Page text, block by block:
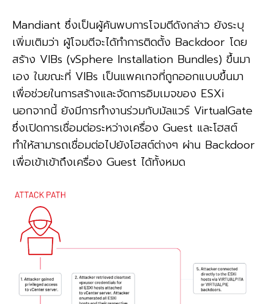
Mandiant ซึ่งเป็นผู้ค้นพบการโจมตีดังกล่าว ยังระบุ
เพิ่มเติมว่า ผู้โจมตีจะได้ทำการติดตั้ง Backdoor โดย
สร้าง VIBs (vSphere Installation Bundles) ขึ้นมา
เอง ในขณะที่ VIBs เป็นแพคเกจที่ถูกออกแบบขึ้นมา
เพื่อช่วยในการสร้างและจัดการอิมเมจของ ESXi
นอกจากนี้ ยังมีการทำงานร่วมกับมัลแวร์ VirtualGate
ซึ่งเปิดการเชื่อมต่อระหว่างเครื่อง Guest และโฮสต์
ทำให้สามารถเชื่อมต่อไปยังโฮสต์ต่างๆ ผ่าน Backdoor
เพื่อเข้าเข้าถึงเครื่อง Guest ได้ทั้งหมด